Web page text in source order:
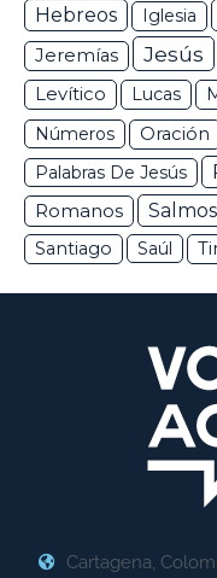
Hebreos
Iglesia
Jeremías Jesús
Levítico
Lucas
Números Oración
Palabras De Jesús
Romanos Salmos
Santiago
Saúl
Cartagena,